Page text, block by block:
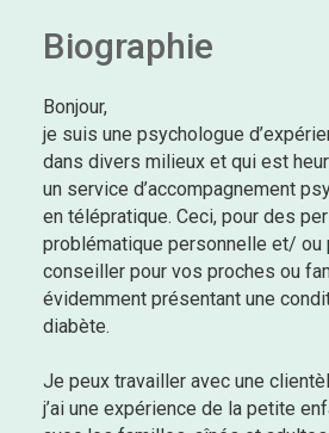
Biographie
Bonjour,
je suis une psychologue
dans divers milieux et qui est
un service d’accompagnement
en télépratique. Ceci, pour des
problématique personnelle et/ ou
conseiller pour vos proches ou
évidemment présentant une
diabète.
Je peux travailler avec une
j’ai une expérience de la petite